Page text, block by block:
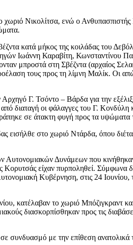
Νικολίτσα, ενώ ο
κατά μήκος της κοιλάδας του
Ιωάννη Καραβίτη, Κωνσταντίνου
μπροστά στη Σβέζντα (αρχαίος
τους προς τη λίμνη Μαλίκ. Οι
Γ. Τσόντο – Βάρδα για την
διαταγή οι φάλαγγες του Γ.
σε άτακτη φυγή προς τα
στο χωριό Ντάρδα, όπου
Αυτονομιακών Δυνάμεων που
Κορυτσάς είχαν πυρποληθεί.
Κυβέρνηση, στις 24
κατέλαβαν το χωριό Μπόζιγκραντ
διασκορπίσθηκαν προς τις
συνδυασμό με την επίθεση